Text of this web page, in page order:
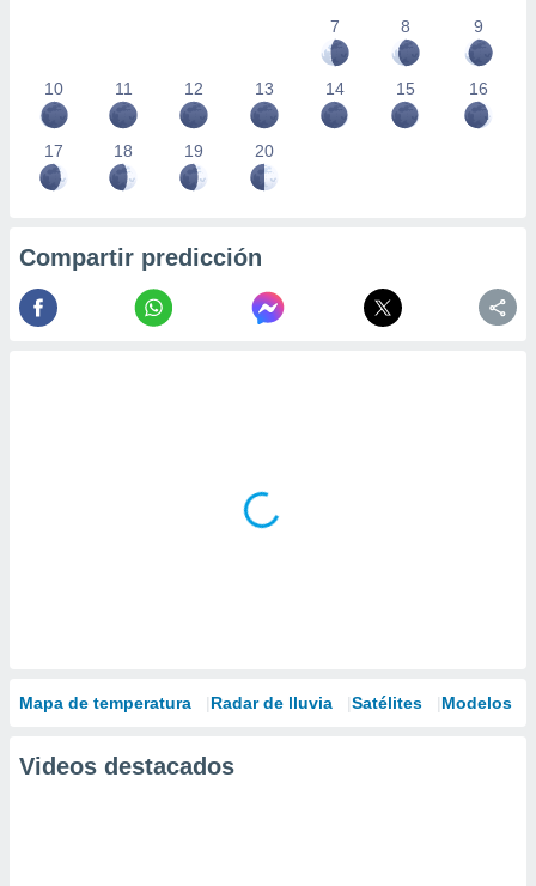
7
8 9
10 11 12 13 14 15 16
17 18 19 20
Compartir predicción
Mapa de temperatura Radar de lluvia Satélites Modelos
Videos destacados